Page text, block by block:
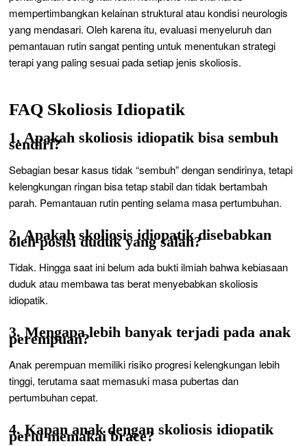
mempertimbangkan kelainan struktural atau kondisi neurologis
yang mendasari. Oleh karena itu, evaluasi menyeluruh dan
pemantauan rutin sangat penting untuk menentukan strategi
terapi yang paling sesuai pada setiap jenis skoliosis.
FAQ Skoliosis Idiopatik
1. Apakah skoliosis idiopatik bisa sembuh
sendiri?
Sebagian besar kasus tidak “sembuh” dengan sendirinya, tetapi
kelengkungan ringan bisa tetap stabil dan tidak bertambah
parah. Pemantauan rutin penting selama masa pertumbuhan.
2. Apakah skoliosis idiopatik disebabkan
oleh posisi duduk yang salah?
Tidak. Hingga saat ini belum ada bukti ilmiah bahwa kebiasaan
duduk atau membawa tas berat menyebabkan skoliosis
idiopatik.
3. Mengapa lebih banyak terjadi pada anak
perempuan?
Anak perempuan memiliki risiko progresi kelengkungan lebih
tinggi, terutama saat memasuki masa pubertas dan
pertumbuhan cepat.
4. Kapan anak dengan skoliosis idiopatik
perlu memakai brace?